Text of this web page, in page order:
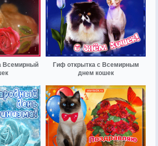
Всемирный
Гиф открытка с Всемирным
днем кошек